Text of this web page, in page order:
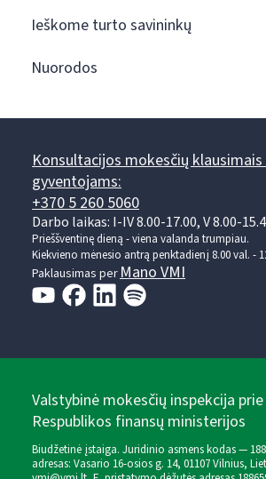
Ieškome turto savininkų
Nuorodos
Konsultacijos mokesčių
gyventojams:
+370 5 260 5060
Darbo laikas: I-IV 8.00-17.00, V 8.00-
Prieššventinę dieną - viena valanda trumpiau.
Kiekvieno mėnesio antrą penktadienį 8.00 val. -
Paklausimas perMano VMI
Valstybinė mokesčių inspekcija
Respublikos finansų ministerijos
Biudžetinė įstaiga. Juridinio asmens kodas —
adresas: Vasario 16-osios g. 14, 01107 Vilnius,